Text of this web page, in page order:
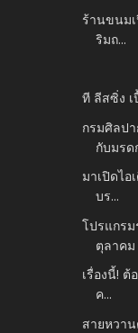
ร้านขนม
ริมถ...
ที ลีสซิ่ง เ
กรมศิลป
กับมรด
มาเปิดไ
บร...
โปรแกร
ตุลาคม
เรื่องนี้!
ค...
สายหวา